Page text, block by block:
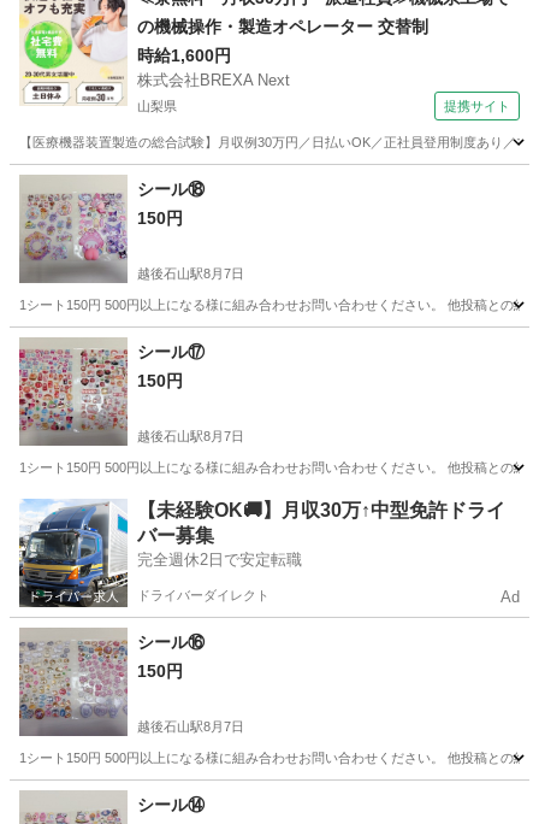
の機械操作・製造オペレーター 交替制
時給1,600円
株式会社BREXA Next
山梨県 提携サイト
【医療機器装置製造の総合試験】月収例30万円／日払いOK／正社員登用制度あり
山梨 その他
シール⑱
150円
越後石山駅8月7日
1シート150円 500円以上になる様に組み合わせお問い合わせください。 他投稿との組
新潟 新潟市 越後石山駅
シール⑰
150円
越後石山駅8月7日
1シート150円 500円以上になる様に組み合わせお問い合わせください。 他投稿との組
新潟 新潟市 越後石山駅 ラッピング用品
【未経験OK🚚】月収30万↑中型免許ドライ
バー募集
完全週休2日で安定転職
ドライバーダイレクト Ad
シール⑯
150円
越後石山駅8月7日
1シート150円 500円以上になる様に組み合わせお問い合わせください。 他投稿との組
新潟 新潟市 越後石山駅
シール⑭